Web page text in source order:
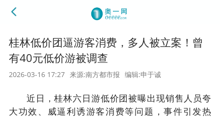
桂林低价团逼游客消费，多人被立案！曾
有40元低价游被调查
2026-03-16 17:27 来源:南方都市报 编辑:申于诚
近日，桂林六日游低价团被曝出现销售人员夸
大功效、威逼利诱游客消费等问题，事件引发热